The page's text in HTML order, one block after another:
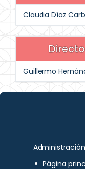
Claudia Díaz
Guillermo
Página